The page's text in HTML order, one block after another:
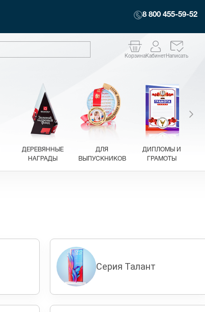
8 800 455-59-52
КорзинаКабинетНаписать
ДЕРЕВЯННЫЕ
НАГРАДЫ
ДЛЯ
ВЫПУСКНИКОВ
ДИПЛОМЫ И
ГРАМОТЫ
Серия Талант